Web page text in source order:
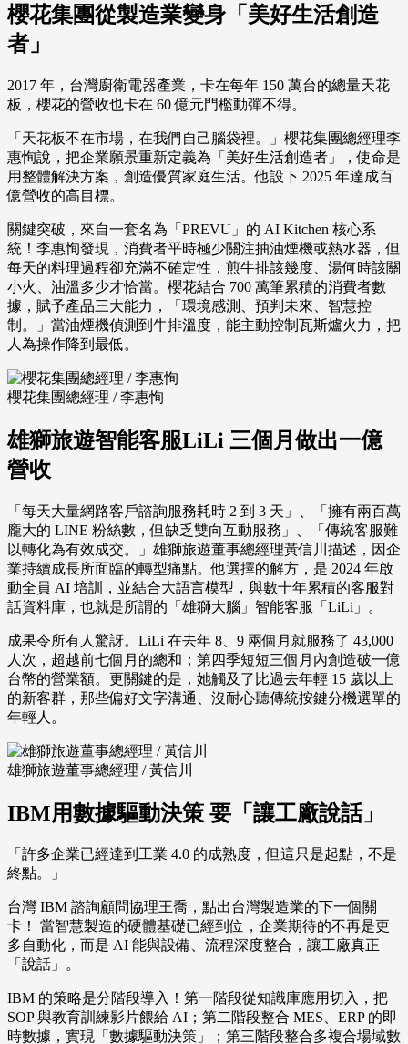
櫻花集團從製造業變身「美好生活創造
者」
2017 年，台灣廚衛電器產業，卡在每年 150 萬台的總量天花
板，櫻花的營收也卡在 60 億元門檻動彈不得。
「天花板不在市場，在我們自己腦袋裡。」櫻花集團總經理李
惠恂說，把企業願景重新定義為「美好生活創造者」，使命是
用整體解決方案，創造優質家庭生活。他設下 2025 年達成百
億營收的高目標。
關鍵突破，來自一套名為「PREVU」的 AI Kitchen 核心系
統！李惠恂發現，消費者平時極少關注抽油煙機或熱水器，但
每天的料理過程卻充滿不確定性，煎牛排該幾度、湯何時該關
小火、油溫多少才恰當。櫻花結合 700 萬筆累積的消費者數
據，賦予產品三大能力，「環境感測、預判未來、智慧控
制。」當油煙機偵測到牛排溫度，能主動控制瓦斯爐火力，把
人為操作降到最低。
櫻花集團總經理 / 李惠恂
雄獅旅遊智能客服LiLi 三個月做出一億
營收
「每天大量網路客戶諮詢服務耗時 2 到 3 天」、「擁有兩百萬
龐大的 LINE 粉絲數，但缺乏雙向互動服務」、「傳統客服難
以轉化為有效成交。」雄獅旅遊董事總經理黃信川描述，因企
業持續成長所面臨的轉型痛點。他選擇的解方，是 2024 年啟
動全員 AI 培訓，並結合大語言模型，與數十年累積的客服對
話資料庫，也就是所謂的「雄獅大腦」智能客服「LiLi」。
成果令所有人驚訝。LiLi 在去年 8、9 兩個月就服務了 43,000
人次，超越前七個月的總和；第四季短短三個月內創造破一億
台幣的營業額。更關鍵的是，她觸及了比過去年輕 15 歲以上
的新客群，那些偏好文字溝通、沒耐心聽傳統按鍵分機選單的
年輕人。
雄獅旅遊董事總經理 / 黃信川
IBM用數據驅動決策 要「讓工廠說話」
「許多企業已經達到工業 4.0 的成熟度，但這只是起點，不是
終點。」
台灣 IBM 諮詢顧問協理王喬，點出台灣製造業的下一個關
卡！ 當智慧製造的硬體基礎已經到位，企業期待的不再是更
多自動化，而是 AI 能與設備、流程深度整合，讓工廠真正
「說話」。
IBM 的策略是分階段導入！第一階段從知識庫應用切入，把
SOP 與教育訓練影片餵給 AI；第二階段整合 MES、ERP 的即
時數據，實現「數據驅動決策」；第三階段整合多複合場域數